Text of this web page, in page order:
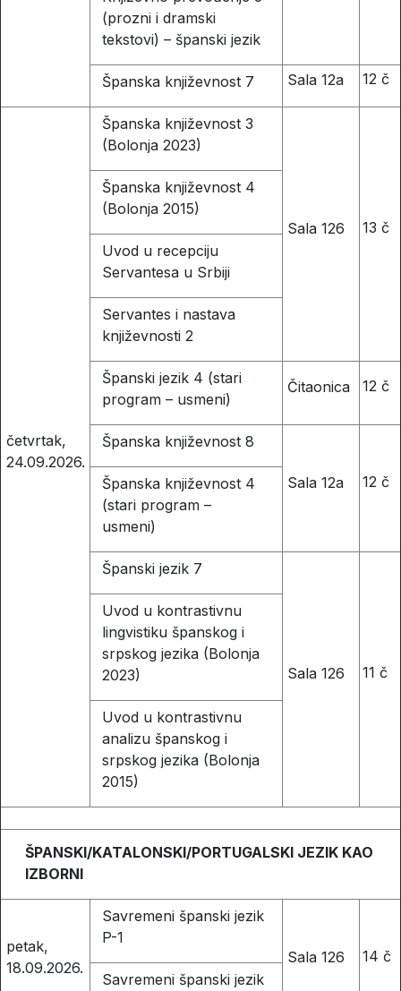
(prozni i dramski
tekstovi) – španski jezik
Španska književnost 7 Sala 12a 12 č
četvrtak,
24.09.2026.
Španska književnost 3
(Bolonja 2023)
Sala 126 13 č
Španska književnost 4
(Bolonja 2015)
Uvod u recepciju
Servantesa u Srbiji
Servantes i nastava
književnosti 2
Španski jezik 4 (stari
program – usmeni)
Čitaonica 12 č
Španska književnost 8
Sala 12a 12 č
Španska književnost 4
(stari program –
usmeni)
Španski jezik 7
Sala 126 11 č
Uvod u kontrastivnu
lingvistiku španskog i
srpskog jezika (Bolonja
2023)
Uvod u kontrastivnu
analizu španskog i
srpskog jezika (Bolonja
2015)
ŠPANSKI/KATALONSKI/PORTUGALSKI JEZIK KAO
IZBORNI
petak,
18.09.2026.
Savremeni španski jezik
P-1
Sala 126
14 č
Savremeni španski jezik